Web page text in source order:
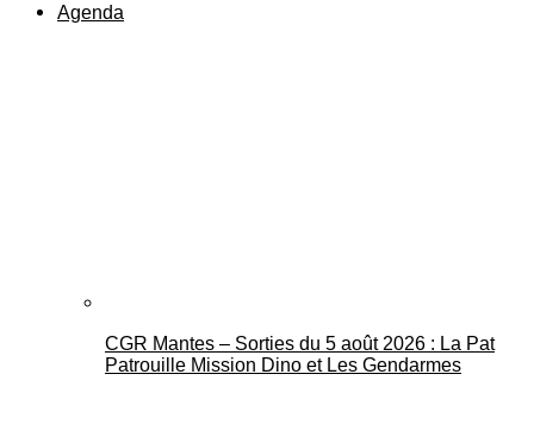
Agenda
CGR Mantes – Sorties du 5 août 2026 : La Pat
Patrouille Mission Dino et Les Gendarmes